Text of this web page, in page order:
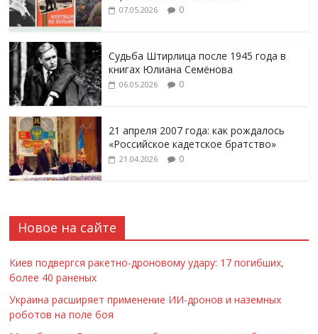
07.05.2026 0
Судьба Штирлица после 1945 года в
книгах Юлиана Семёнова
06.05.2026 0
21 апреля 2007 года: как рождалось
«Российское кадетское братство»
21.04.2026 0
Новое на сайте
Киев подвергся ракетно-дроновому удару: 17 погибших,
более 40 раненых
Украина расширяет применение ИИ-дронов и наземных
роботов на поле боя